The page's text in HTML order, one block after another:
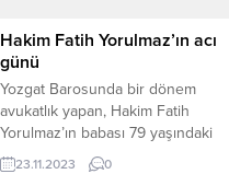
Hakim Fatih Yorulmaz’ın acı
günü
Yozgat Barosunda bir dönem
avukatlık yapan, Hakim Fatih
Yorulmaz’ın babası 79 yaşındaki
Bekir Yorulmaz hayatını kaybetti.
23.11.2023 0